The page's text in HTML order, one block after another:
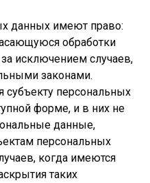
данных имеют право:
обработки
исключением случаев,
законами.
субъекту персональных
форме, и в них не
данные,
персональных
когда имеются
таких